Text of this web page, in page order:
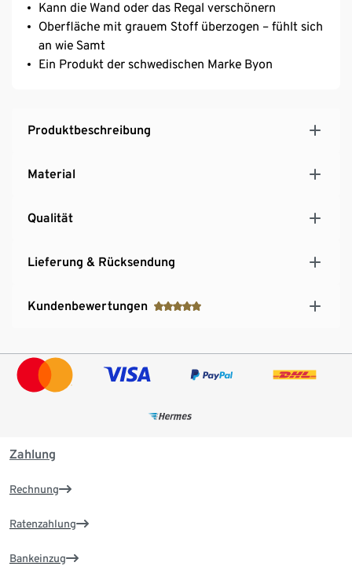
Kann die Wand oder das Regal verschönern
Oberfläche mit grauem Stoff überzogen – fühlt sich
an wie Samt
Ein Produkt der schwedischen Marke Byon
Produktbeschreibung
Material
Qualität
Lieferung & Rücksendung
Kundenbewertungen
Zahlung
Rechnung
Ratenzahlung
Bankeinzug